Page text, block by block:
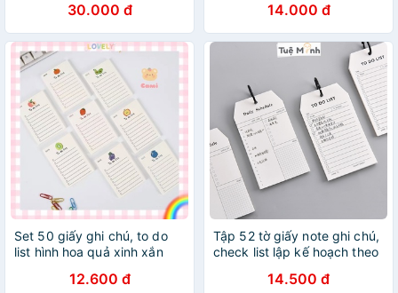
30.000 đ 14.000 đ
Set 50 giấy ghi chú, to do
list hình hoa quả xinh xắn
12.600 đ
Tập 52 tờ giấy note ghi chú,
check list lập kế hoạch theo
14.500 đ